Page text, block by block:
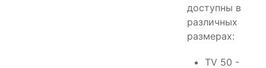
доступны в
различных
размерах:
TV 50 -